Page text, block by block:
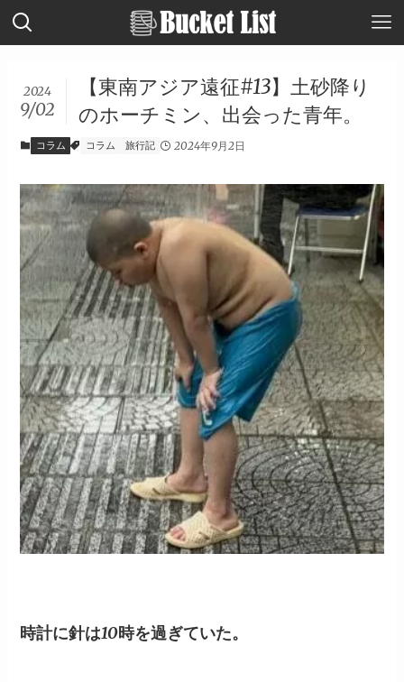
【東南アジア遠征#13】土砂降り
のホーチミン、出会った青年。
2024
9/02
コラム コラム 旅行記 2024年9月2日
時計に針は10時を過ぎていた。